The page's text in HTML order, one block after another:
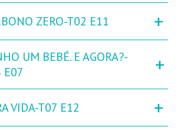
ZERO-T02 E11 +
UM BEBÉ. E AGORA?-
E07
+
VIDA-T07 E12 +